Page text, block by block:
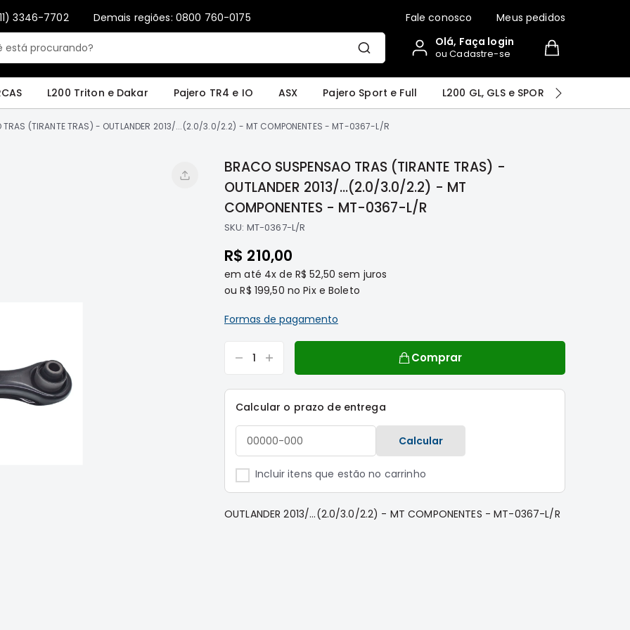
3346-7702 Demais regiões: 0800 760-0175 Fale conosco Meus pedidos
Olá, Faça login
ou Cadastre-se
L200 Triton e Dakar Pajero TR4 e IO ASX Pajero Sport e Full L200 GL, GLS e SPORT
TRAS (TIRANTE TRAS) - OUTLANDER 2013/...(2.0/3.0/2.2) - MT COMPONENTES - MT-0367-L/R
BRACO SUSPENSAO TRAS (TIRANTE TRAS) -
OUTLANDER 2013/...(2.0/3.0/2.2) - MT
COMPONENTES - MT-0367-L/R
SKU: MT-0367-L/R
R$ 210,00
em até 4x de R$ 52,50 sem juros
ouR$ 199,50 no Pix e Boleto
Formas de pagamento
Comprar
Calcular o prazo de entrega
Calcular
Incluir itens que estão no carrinho
OUTLANDER 2013/...(2.0/3.0/2.2) - MT COMPONENTES - MT-0367-L/R
Only registered users can write reviews. PleaseSign inor